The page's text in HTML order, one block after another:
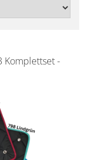
Komplettset -